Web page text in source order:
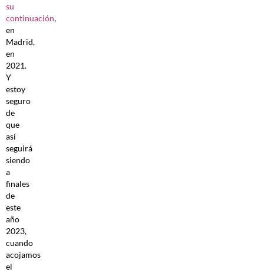
su
continuación,
en
Madrid,
en
2021.
Y
estoy
seguro
de
que
así
seguirá
siendo
a
finales
de
este
año
2023,
cuando
acojamos
el